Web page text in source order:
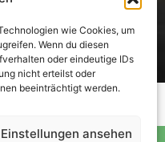
wie Cookies, um
Wenn du diesen
oder eindeutige IDs
nicht erteilst oder
beeinträchtigt werden.
Einstellungen ansehen